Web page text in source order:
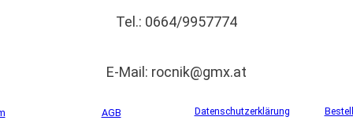
Tel.: 0664/9957774
E-Mail: rocnik@gmx.at
AGB Datenschutzerklärung